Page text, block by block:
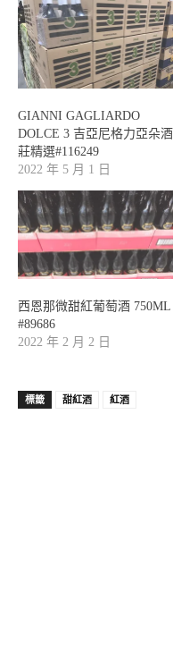
GIANNI GAGLIARDO
DOLCE 3 吉亞尼格力亞朵酒
莊精選#116249
2022 年 5 月 1 日
西恩那微甜紅葡萄酒 750ML
#89686
2022 年 2 月 2 日
標籤 甜紅酒 紅酒